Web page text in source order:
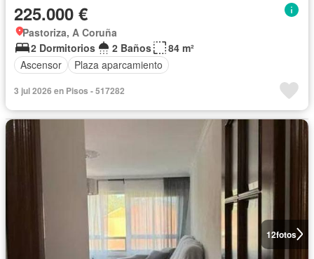
225.000 €
Pastoriza, A Coruña
2 Dormitorios
2 Baños
84 m²
Ascensor
Plaza aparcamiento
3 jul 2026 en Pisos - 517282
12fotos